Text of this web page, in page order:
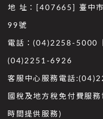
地 址：[407665] 臺中
99號
電話：(04)2258-5000
(04)2251-6926
客服中心服務電話
國稅及地方稅免付費服
時間提供服務)